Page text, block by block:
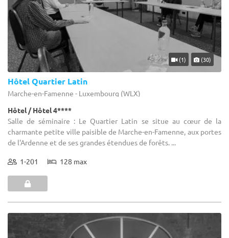
(1) (30)
Hôtel Quartier Latin
Marche-en-Famenne - Luxembourg (WLX)
Hôtel / Hôtel 4****
Salle de séminaire : Le Quartier Latin se situe au cœur de la
charmante petite ville paisible de Marche-en-Famenne, aux portes
de l'Ardenne et de ses grandes étendues de forêts. ...
1-201 128 max